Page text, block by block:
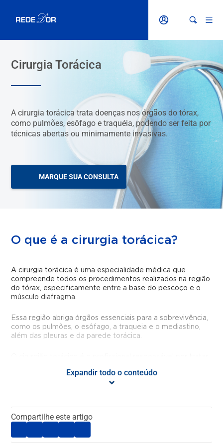
Cirurgia Torácica
A cirurgia torácica trata doenças nos órgãos do tórax,
como pulmões, esôfago e traquéia, podendo ser feita por
técnicas abertas ou minimamente invasivas.
MARQUE SUA CONSULTA
O que é a cirurgia torácica?
A cirurgia torácica é uma especialidade médica que
compreende todos os procedimentos realizados na região
do tórax, especificamente entre a base do pescoço e o
músculo diafragma.
Essa região abriga órgãos essenciais para a sobrevivência,
como os pulmões, o esôfago, a traqueia e o mediastino,
além das pleuras e da parede torácica.
casos que envolvem desde traumatismos torácicos até
doenças oncológicas e funcionais, como a hiperidrose
Qual a formação do cirurgião
torácico?
Expandir todo o conteúdo
Compartilhe este artigo